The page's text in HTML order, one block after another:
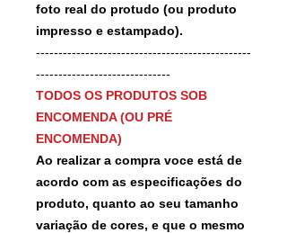
foto real do protudo (ou produto
impresso e estampado).
------------------------------------------------
------------------------------
TODOS OS PRODUTOS SOB
ENCOMENDA (OU PRÉ
ENCOMENDA)
Ao realizar a compra voce está de
acordo com as especificações do
produto, quanto ao seu tamanho
variação de cores, e que o mesmo